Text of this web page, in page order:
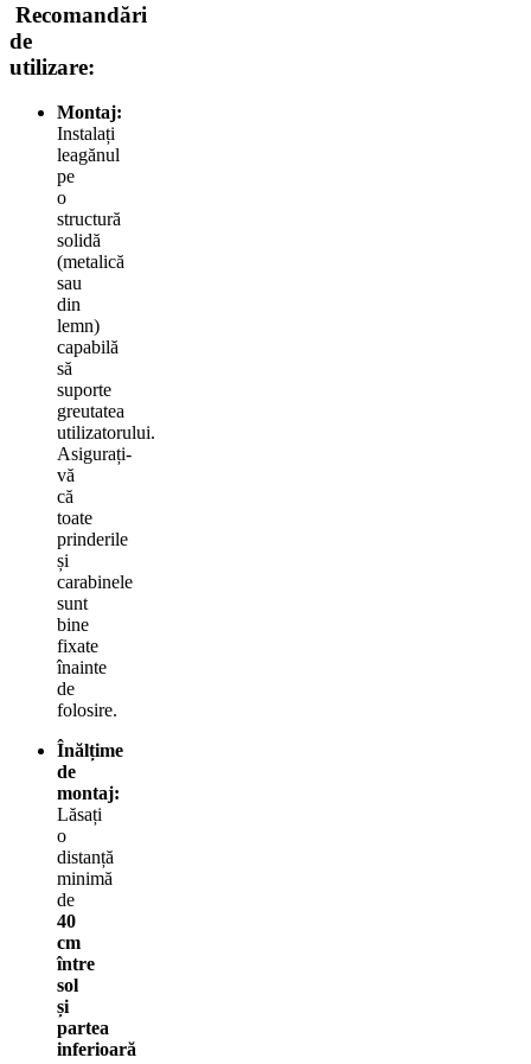
Recomandări
de
utilizare:
Montaj:
Instalați
leagănul
pe
o
structură
solidă
(metalică
sau
din
lemn)
capabilă
să
suporte
greutatea
utilizatorului.
Asigurați-
vă
că
toate
prinderile
și
carabinele
sunt
bine
fixate
înainte
de
folosire.
Înălțime
de
montaj:
Lăsați
o
distanță
minimă
de
40
cm
între
sol
și
partea
inferioară